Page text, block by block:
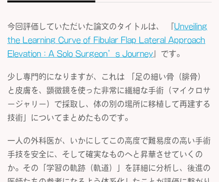
今回評価していただいた論文のタイトルは、 『 Unveiling
the Learning Curve of Fibular Flap Lateral Approach
Elevation : A Solo Surgeon’s Journey 』です。
少し専門的になりますが、これは 「足の細い骨（腓骨）
と皮膚を、顕微鏡を使った非常に繊細な手術（マイクロサ
ージャリー）で採取し、体の別の場所に移植して再建する
技術」についてまとめたものです。
一人の外科医が、いかにしてこの高度で難易度の高い手術
手技を安全に、そして確実なものへと昇華させていくの
か。その「学習の軌跡（軌道）」を詳細に分析し、後進の